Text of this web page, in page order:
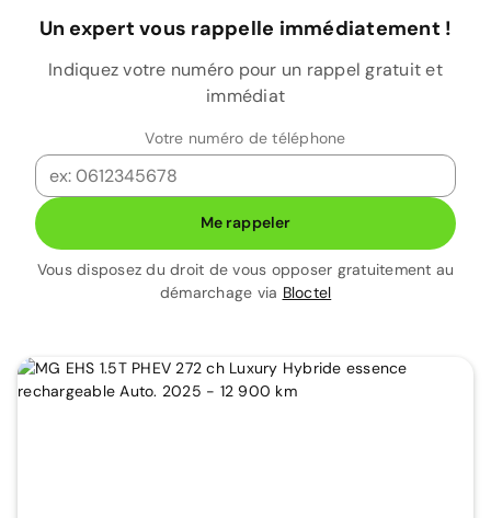
Un expert vous rappelle immédiatement !
Indiquez votre numéro pour un rappel gratuit et
immédiat
Votre numéro de téléphone
Me rappeler
Vous disposez du droit de vous opposer gratuitement au
démarchage via Bloctel